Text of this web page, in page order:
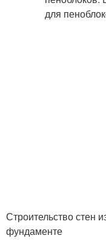
Строительство стен
фундаменте